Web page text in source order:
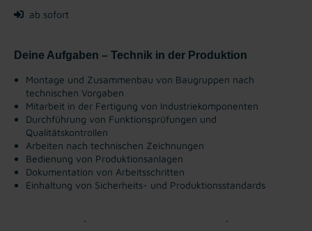
ab sofort
Deine Aufgaben – Technik in der Produktion
Montage und Zusammenbau von Baugruppen nach
technischen Vorgaben
Mitarbeit in der Fertigung von Industriekomponenten
Durchführung von Funktionsprüfungen und
Qualitätskontrollen
Arbeiten nach technischen Zeichnungen
Bedienung von Produktionsanlagen
Dokumentation von Arbeitsschritten
Einhaltung von Sicherheits- und Produktionsstandards